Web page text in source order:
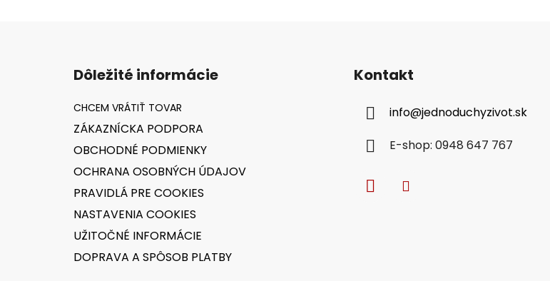
Dôležité informácie
ZÁKAZNÍCKA PODPORA
OBCHODNÉ PODMIENKY
OCHRANA OSOBNÝCH ÚDAJOV
PRAVIDLÁ PRE COOKIES
NASTAVENIA COOKIES
UŽITOČNÉ INFORMÁCIE
DOPRAVA A SPÔSOB PLATBY
Kontakt
info@jednoduchyzivot.sk
E-shop: 0948 647 767